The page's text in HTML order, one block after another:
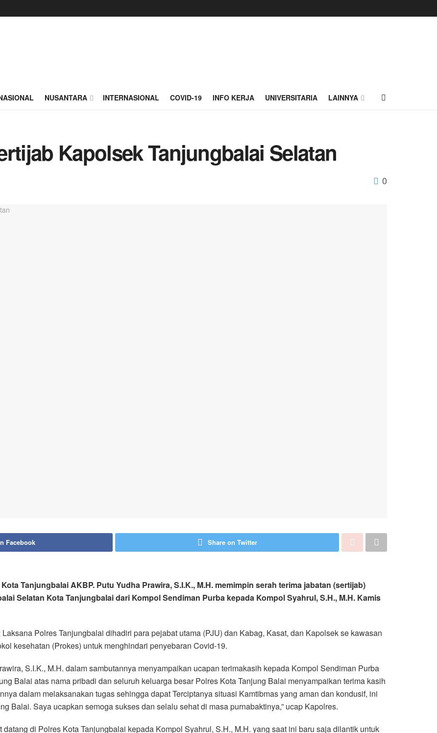
NUSANTARA INTERNASIONAL COVID-19 INFO KERJA UNIVERSITARIA LAINNYA
Kapolsek Tanjungbalai Selatan
0
Facebook Share on Twitter
Tanjungbalai AKBP. Putu Yudha Prawira, S.I.K., M.H. memimpin serah terima jabatan (sertijab)
Selatan Kota Tanjungbalai dari Kompol Sendiman Purba kepada Kompol Syahrul, S.H., M.H. Kamis
Polres Tanjungbalai dihadiri para pejabat utama (PJU) dan Kabag, Kasat, dan Kapolsek se kawasan
kesehatan (Prokes) untuk menghindari penyebaran Covid-19.
S.I.K., M.H. dalam sambutannya menyampaikan ucapan terimakasih kepada Kompol Sendiman Purba
Balai atas nama pribadi dan seluruh keluarga besar Polres Kota Tanjung Balai menyampaikan terima kasih
dalam melaksanakan tugas sehingga dapat Terciptanya situasi Kamtibmas yang aman dan kondusif, ini
Balai. Saya ucapkan semoga sukses dan selalu sehat di masa purnabaktinya,” ucap Kapolres.
di Polres Kota Tanjungbalai kepada Kompol Syahrul, S.H., M.H. yang saat ini baru saja dilantik untuk